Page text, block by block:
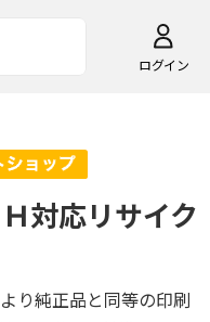
ログイン
対応リサイク
り純正品と同等の印刷